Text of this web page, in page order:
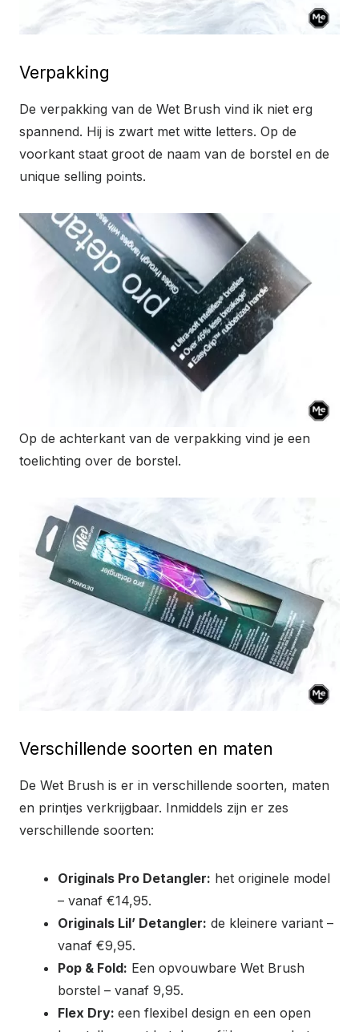
Verpakking
De verpakking van de Wet Brush vind ik niet erg
spannend. Hij is zwart met witte letters. Op de
voorkant staat groot de naam van de borstel en de
unique selling points.
Op de achterkant van de verpakking vind je een
toelichting over de borstel.
Verschillende soorten en maten
De Wet Brush is er in verschillende soorten, maten
en printjes verkrijgbaar. Inmiddels zijn er zes
verschillende soorten:
Originals Pro Detangler: het originele model
– vanaf €14,95.
Originals Lil’ Detangler: de kleinere variant –
vanaf €9,95.
Pop & Fold: Een opvouwbare Wet Brush
borstel – vanaf 9,95.
Flex Dry: een flexibel design en een open